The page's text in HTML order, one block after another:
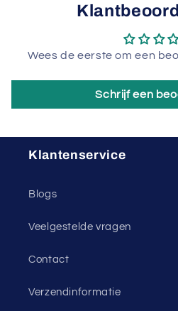
Wees de eerste om een
Schrijf een
Klantenservice
Blogs
Veelgestelde vragen
Contact
Verzendinformatie